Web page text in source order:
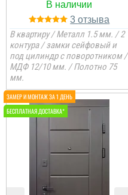
В магазині дуже великий
3
В квартиру / Металл 1.5 мм. / 2
контура / замки сейфовый и
под цилиндр с поворотником /
МДФ 12/10 мм. / Полотно 75
мм.